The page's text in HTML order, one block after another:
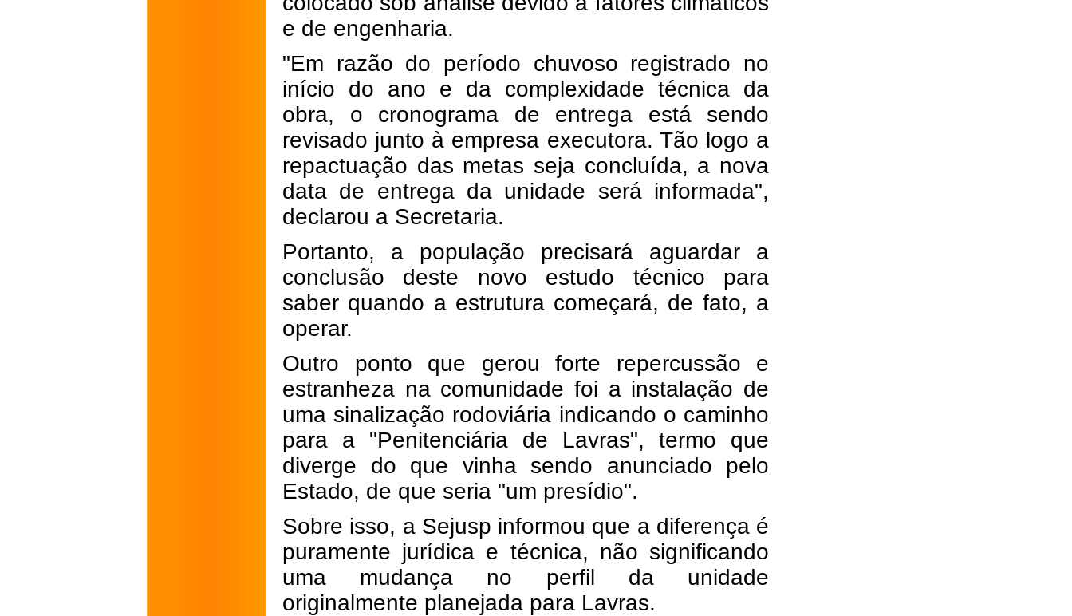
e de engenharia.
"Em razão do período chuvoso registrado no
início do ano e da complexidade técnica da
obra, o cronograma de entrega está sendo
revisado junto à empresa executora. Tão logo a
repactuação das metas seja concluída, a nova
data de entrega da unidade será informada",
declarou a Secretaria.
Portanto, a população precisará aguardar a
conclusão deste novo estudo técnico para
saber quando a estrutura começará, de fato, a
operar.
Outro ponto que gerou forte repercussão e
estranheza na comunidade foi a instalação de
uma sinalização rodoviária indicando o caminho
para a "Penitenciária de Lavras", termo que
diverge do que vinha sendo anunciado pelo
Estado, de que seria "um presídio".
Sobre isso, a Sejusp informou que a diferença é
puramente jurídica e técnica, não significando
uma mudança no perfil da unidade
originalmente planejada para Lavras.